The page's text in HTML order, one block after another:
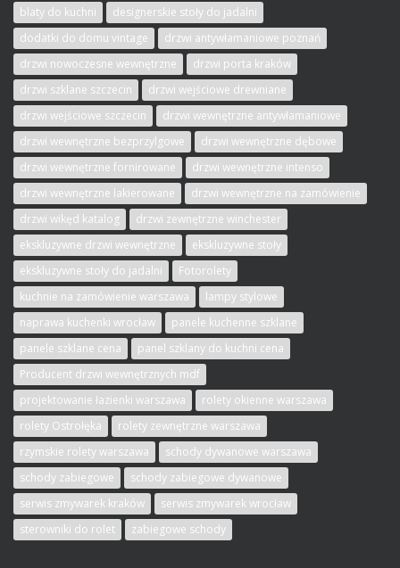
blaty do kuchni
designerskie stoły do jadalni
dodatki do domu vintage
drzwi antywłamaniowe poznań
drzwi nowoczesne wewnętrzne
drzwi porta kraków
drzwi szklane szczecin
drzwi wejściowe drewniane
drzwi wejściowe szczecin
drzwi wewnętrzne antywłamaniowe
drzwi wewnętrzne bezprzylgowe
drzwi wewnętrzne dębowe
drzwi wewnętrzne fornirowane
drzwi wewnętrzne intenso
drzwi wewnętrzne lakierowane
drzwi wewnętrzne na zamówienie
drzwi wikęd katalog
drzwi zewnętrzne winchester
ekskluzywne drzwi wewnętrzne
ekskluzywne stoły
ekskluzywne stoły do jadalni
Fotorolety
kuchnie na zamówienie warszawa
lampy stylowe
naprawa kuchenki wrocław
panele kuchenne szklane
panele szklane cena
panel szklany do kuchni cena
Producent drzwi wewnętrznych mdf
projektowanie łazienki warszawa
rolety okienne warszawa
rolety Ostrołęka
rolety zewnętrzne warszawa
rzymskie rolety warszawa
schody dywanowe warszawa
schody zabiegowe
schody zabiegowe dywanowe
serwis zmywarek kraków
serwis zmywarek wrocław
sterowniki do rolet
zabiegowe schody